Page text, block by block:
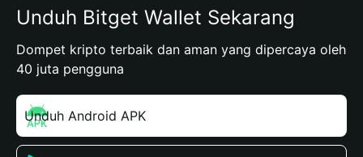
Unduh Bitget Wallet Sekarang
Dompet kripto terbaik dan aman yang dipercaya oleh
40 juta pengguna
Unduh Android APK